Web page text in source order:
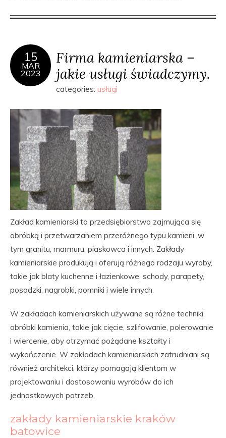
15
MAR
2023
Firma kamieniarska –
jakie usługi świadczymy.
categories: usługi
Zakład kamieniarski to przedsiębiorstwo zajmująca się
obróbką i przetwarzaniem przeróżnego typu kamieni, w
tym granitu, marmuru, piaskowca i innych. Zakłady
kamieniarskie produkują i oferują różnego rodzaju wyroby,
takie jak blaty kuchenne i łazienkowe, schody, parapety,
posadzki, nagrobki, pomniki i wiele innych.
W zakładach kamieniarskich używane są różne techniki
obróbki kamienia, takie jak cięcie, szlifowanie, polerowanie
i wiercenie, aby otrzymać pożądane kształty i
wykończenie. W zakładach kamieniarskich zatrudniani są
również architekci, którzy pomagają klientom w
projektowaniu i dostosowaniu wyrobów do ich
jednostkowych potrzeb.
zakłady kamieniarskie kraków
batowice